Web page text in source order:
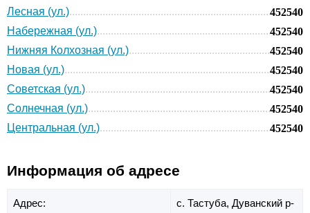
Лесная (ул.)
452540
Набережная (ул.)
452540
Нижняя Колхозная (ул.)
452540
Новая (ул.)
452540
Советская (ул.)
452540
Солнечная (ул.)
452540
Центральная (ул.)
452540
Информация об адресе
Адрес: с. Тастуба, Дуванский р-